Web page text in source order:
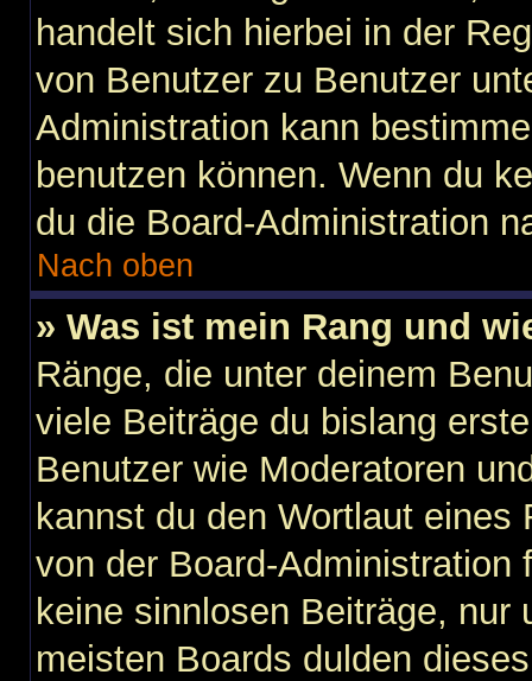
handelt sich hierbei in der
von Benutzer zu Benutzer
Administration kann
benutzen können. Wenn du
du die Board-Administration
Nach oben
» Was ist mein Rang und
Ränge, die unter deinem
viele Beiträge du bislang
Benutzer wie Moderatoren
kannst du den Wortlaut
von der Board-
keine sinnlosen Beiträge,
meisten Boards dulden